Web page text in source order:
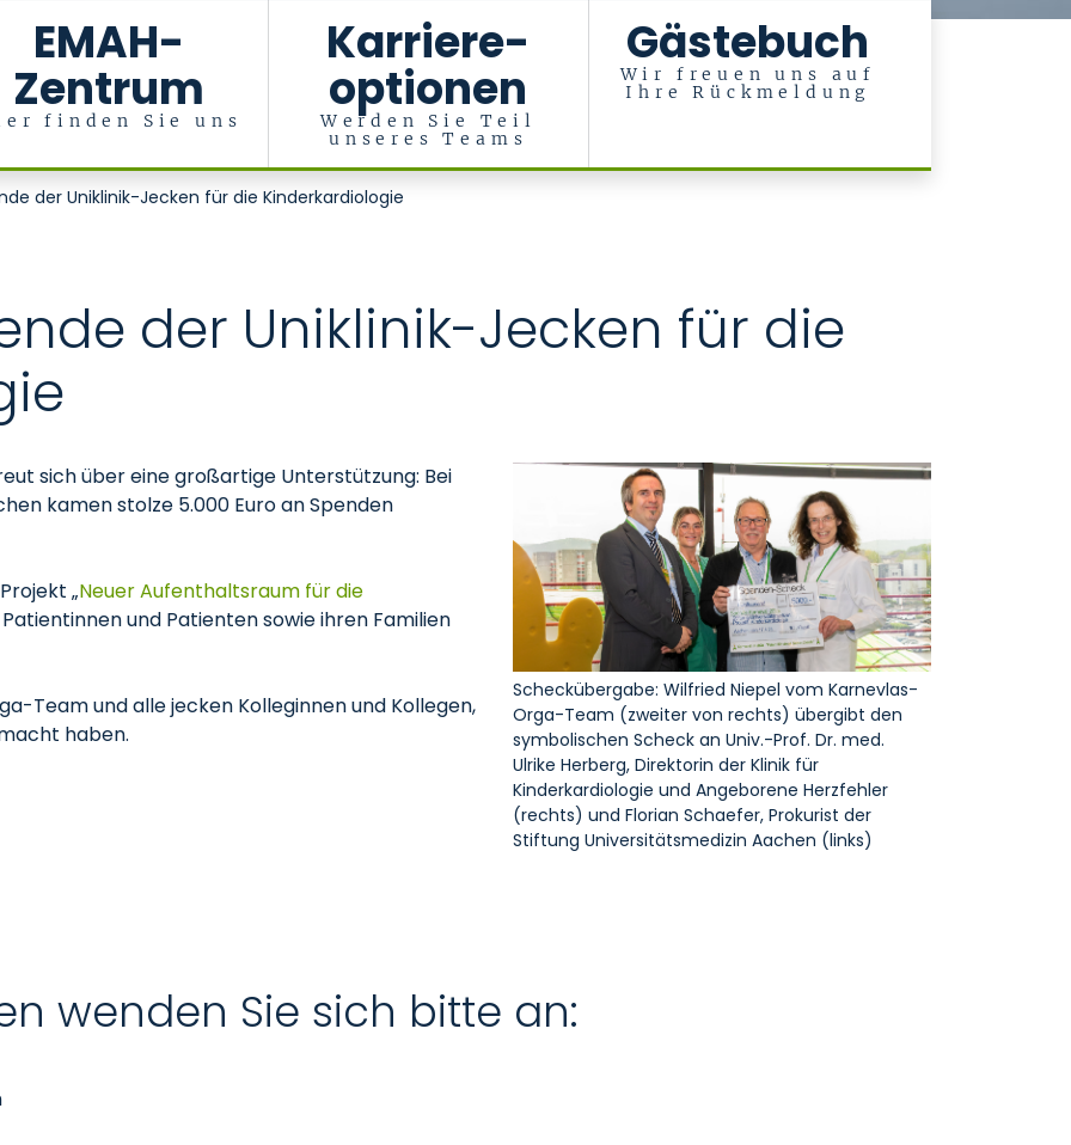
EMAH-
Zentrum
finden Sie uns
Karriere-
optionen
Werden Sie Teil
unseres Teams
Gästebuch
Wir freuen uns auf
Ihre Rückmeldung
der Uniklinik-Jecken für die Kinderkardiologie
der Uniklinik-Jecken für die
sich über eine großartige Unterstützung: Bei
kamen stolze 5.000 Euro an Spenden
„Neuer Aufenthaltsraum für die
und Patienten sowie ihren Familien
Team und alle jecken Kolleginnen und Kollegen,
haben.
Scheckübergabe: Wilfried Niepel vom Karnevlas-
Orga-Team (zweiter von rechts) übergibt den
symbolischen Scheck an Univ.-Prof. Dr. med.
Ulrike Herberg, Direktorin der Klinik für
Kinderkardiologie und Angeborene Herzfehler
(rechts) und Florian Schaefer, Prokurist der
Stiftung Universitätsmedizin Aachen (links)
wenden Sie sich bitte an: